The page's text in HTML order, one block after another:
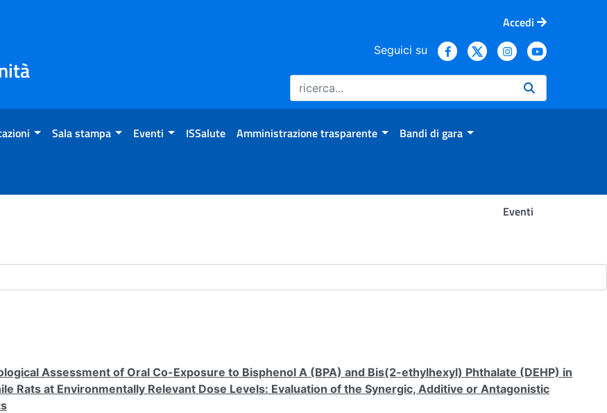
Accedi
Seguici su
Sala stampa Eventi ISSalute Amministrazione trasparente Bandi di gara
Eventi
Assessment of Oral Co-Exposure to Bisphenol A (BPA) and Bis(2-ethylhexyl) Phthalate (DEHP) in
Rats at Environmentally Relevant Dose Levels: Evaluation of the Synergic, Additive or Antagonistic